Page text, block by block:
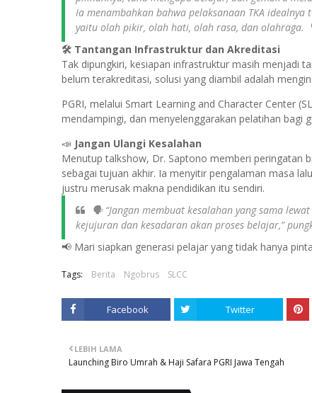
Ia menambahkan bahwa pelaksanaan TKA
yaitu olah pikir, olah hati, olah rasa, dan olahraga.
🛠️ Tantangan Infrastruktur dan Akreditasi
Tak dipungkiri, kesiapan infrastruktur masih menjadi
belum terakreditasi, solusi yang diambil adalah
PGRI, melalui Smart Learning and Character Center
mendampingi, dan menyelenggarakan pelatihan bagi
📣 Jangan Ulangi Kesalahan
Menutup talkshow, Dr. Saptono memberi peringatan
sebagai tujuan akhir. Ia menyitir pengalaman masa
justru merusak makna pendidikan itu sendiri.
🗣️ “Jangan membuat kesalahan yang sama
kejujuran dan kesadaran akan proses belajar,”
📢 Mari siapkan generasi pelajar yang tidak hanya
Tags: Berita Ngobrus SLCC
Facebook Twitter
LEBIH LAMA
Launching Biro Umrah & Haji Safara PGRI Jawa Tengah